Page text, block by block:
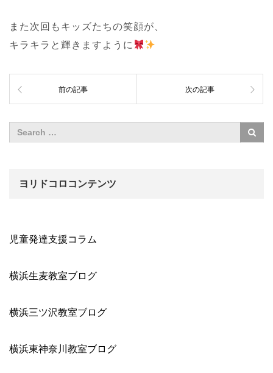
また次回もキッズたちの笑顔が、
キラキラと輝きますように
前の記事 次の記事
ヨリドコロコンテンツ
児童発達支援コラム
横浜生麦教室ブログ
横浜三ツ沢教室ブログ
横浜東神奈川教室ブログ